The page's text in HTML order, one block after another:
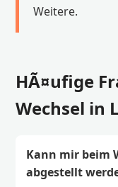
Weitere.
HÃ¤ufige
Wechsel in
Kann mir beim
abgestellt